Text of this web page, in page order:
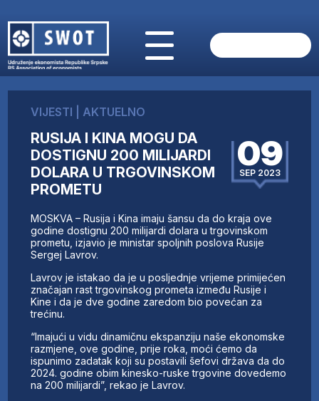
O NAMA
AKTUELNO
ANALIZE
KOMPANIJE
FINANSIJE
IZ STRANIH MEDIJA
AKTIVNOSTI
SWOT INTERVJU
UČLANI SE
KONTAKT
VIJESTI AKTUELNO
RUSIJA I KINA MOGU DA
DOSTIGNU 200 MILIJARDI
DOLARA U TRGOVINSKOM
PROMETU
09
SEP 2023
MOSKVA – Rusija i Kina imaju šansu da do kraja ove
godine dostignu 200 milijardi dolara u trgovinskom
prometu, izjavio je ministar spoljnih poslova Rusije
Sergej Lavrov.
Lavrov je istakao da je u posljednje vrijeme primijećen
značajan rast trgovinskog prometa između Rusije i
Kine i da je dve godine zaredom bio povećan za
trećinu.
“Imajući u vidu dinamičnu ekspanziju naše ekonomske
razmjene, ove godine, prije roka, moći ćemo da
ispunimo zadatak koji su postavili šefovi država da do
2024. godine obim kinesko-ruske trgovine dovedemo
na 200 milijardi”, rekao je Lavrov.